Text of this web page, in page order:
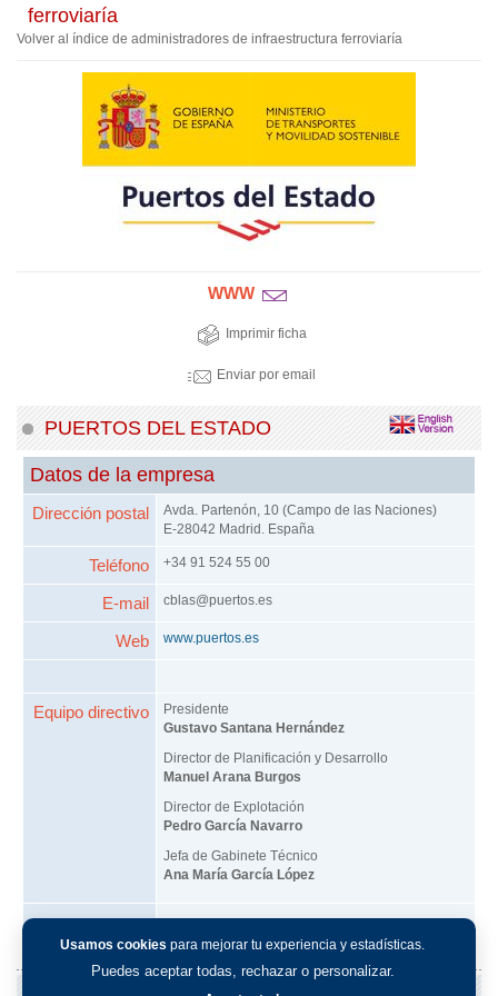
Usamos cookies para mejorar tu experiencia y estadísticas.
Puedes aceptar todas, rechazar o personalizar.
ferroviaría
Volver al índice de administradores de infraestructura ferroviaría
WWW
Imprimir ficha
Enviar por email
PUERTOS DEL ESTADO
Datos de la empresa
Dirección postal
Avda. Partenón, 10 (Campo de las Naciones)
E-28042 Madrid. España
Teléfono +34 91 524 55 00
E-mail cblas@puertos.es
Web www.puertos.es
Equipo directivo
Presidente
Gustavo Santana Hernández
Director de Planificación y Desarrollo
Manuel Arana Burgos
Director de Explotación
Pedro García Navarro
Jefa de Gabinete Técnico
Ana María García López